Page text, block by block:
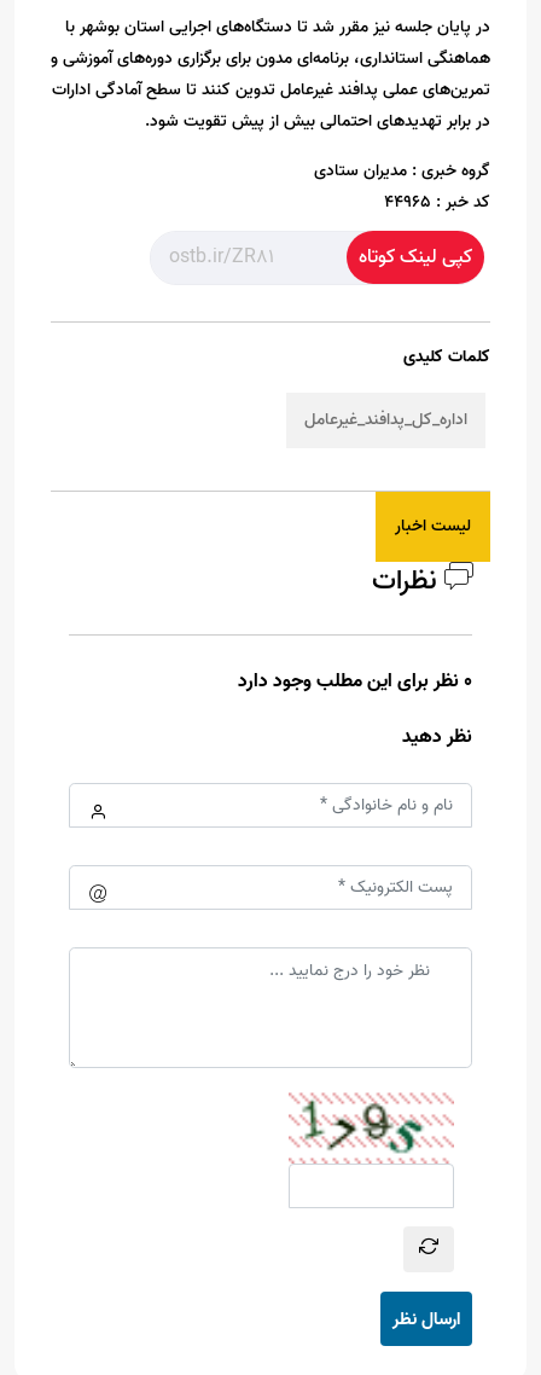
در پایان جلسه نیز مقرر شد تا دستگاه‌های اجرایی استان بوشهر با
هماهنگی استانداری، برنامه‌ای مدون برای برگزاری دوره‌های آموزشی و
تمرین‌های عملی پدافند غیرعامل تدوین کنند تا سطح آمادگی ادارات
در برابر تهدیدهای احتمالی بیش از پیش تقویت شود.
گروه خبری : مدیران ستادی
کد خبر : 44965
کپی لینک کوتاه
کلمات کلیدی
اداره_کل_پدافند_غیرعامل
لیست اخبار
نظرات
0 نظر برای این مطلب وجود دارد
نظر دهید
ارسال نظر